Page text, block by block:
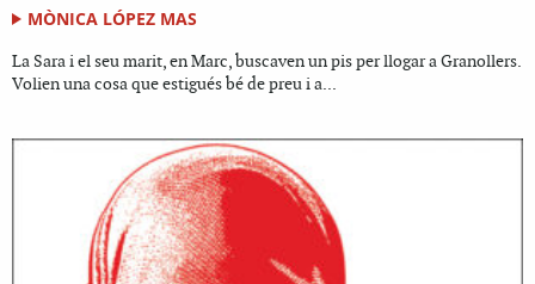
MÒNICA LÓPEZ MAS
La Sara i el seu marit, en Marc, buscaven un pis per llogar a Granollers.
Volien una cosa que estigués bé de preu i a...